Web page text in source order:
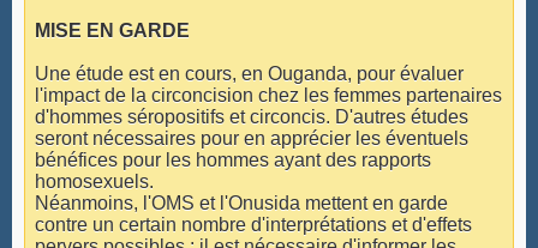
MISE EN GARDE
Une étude est en cours, en Ouganda, pour évaluer
l'impact de la circoncision chez les femmes partenaires
d'hommes séropositifs et circoncis. D'autres études
seront nécessaires pour en apprécier les éventuels
bénéfices pour les hommes ayant des rapports
homosexuels.
Néanmoins, l'OMS et l'Onusida mettent en garde
contre un certain nombre d'interprétations et d'effets